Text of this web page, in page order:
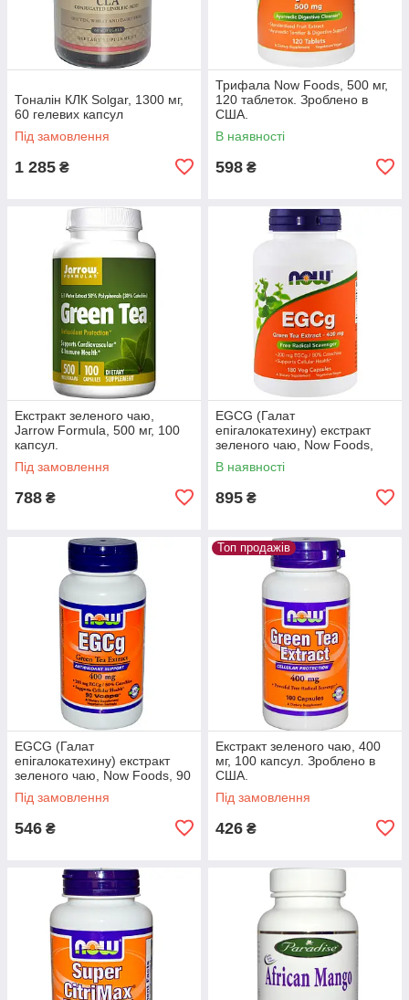
Тоналін КЛК Solgar, 1300 мг,
60 гелевих капсул
Під замовлення
1 285 ₴
Трифала Now Foods, 500 мг,
120 таблеток. Зроблено в
США.
В наявності
598 ₴
Екстракт зеленого чаю,
Jarrow Formula, 500 мг, 100
капсул.
Під замовлення
788 ₴
EGCG (Галат
епігалокатехину) екстракт
зеленого чаю, Now Foods,
180 капсул. Зроблено в США.
В наявності
895 ₴
EGCG (Галат
епігалокатехину) екстракт
зеленого чаю, Now Foods, 90
капсул. Зроблено в США.
Під замовлення
546 ₴
Топ продажів
Екстракт зеленого чаю, 400
мг, 100 капсул. Зроблено в
США.
Під замовлення
426 ₴